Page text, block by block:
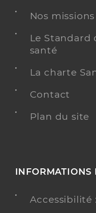
Nos missions
Le Standard
santé
La charte
Contact
Plan du site
INFORMATIONS